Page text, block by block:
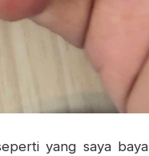
yang saya